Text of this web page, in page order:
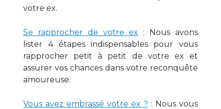
votre ex.
Se rapprocher de votre ex : Nous avons
lister 4 étapes indispensables pour vous
rapprocher petit à petit de votre ex et
assurer vos chances dans votre reconquête
amoureuse.
Vous avez embrassé votre ex ? : Nous vous